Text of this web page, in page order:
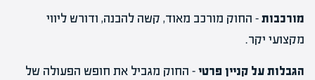
מורכבות– החוק מורכב מאוד, קשה להבנה, ודורש ליווי
מקצועי יקר.
הגבלות על קניין פרטי– החוק מגביל את חופש הפעולה של